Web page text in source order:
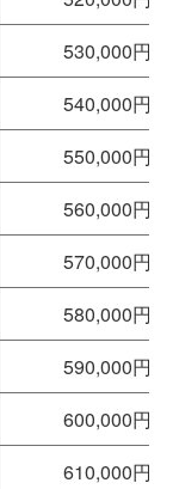
530,000円
540,000円
550,000円
560,000円
570,000円
580,000円
590,000円
600,000円
610,000円